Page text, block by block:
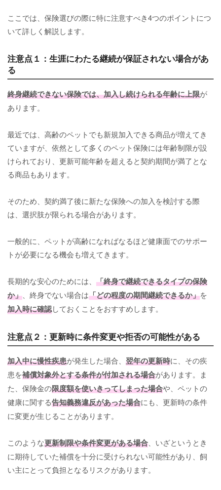
ここでは、保険選びの際に特に注意すべき4つのポイントにつ
いて詳しく解説します。
注意点１：生涯にわたる継続が保証されない場合があ
る
終身継続できない保険では、加入し続けられる年齢に上限が
あります。
最近では、高齢のペットでも新規加入できる商品が増えてき
ていますが、依然として多くのペット保険には年齢制限が設
けられており、更新可能年齢を超えると契約期間が満了とな
る商品もあります。
そのため、契約満了後に新たな保険への加入を検討する際
は、選択肢が限られる場合があります。
一般的に、ペットが高齢になればなるほど健康面でのサポー
トが必要になる機会も増えてきます。
長期的な安心のためには、 「終身で継続できるタイプの保険
か」 、終身でない場合は「どの程度の期間継続できるか」を
加入時に確認しておくことをおすすめします。
注意点２：更新時に条件変更や拒否の可能性がある
加入中に慢性疾患が発生した場合、 翌年の更新時に、その疾
患を補償対象外とする条件が付加される場合があります。ま
た、保険金の限度額を使いきってしまった場合や、ペットの
健康に関する告知義務違反があった場合にも、更新時の条件
に変更が生じることがあります。
このような更新制限や条件変更がある場合 、いざというとき
に期待していた補償を十分に受けられない可能性があり、飼
い主にとって負担となるリスクがあります。